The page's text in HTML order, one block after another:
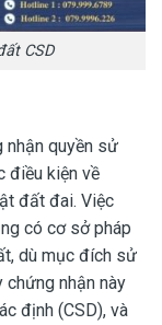
CSD
nhận quyền sử
điều kiện về
đất đai. Việc
có cơ sở pháp
dù mục đích sử
chứng nhận này
định (CSD), và